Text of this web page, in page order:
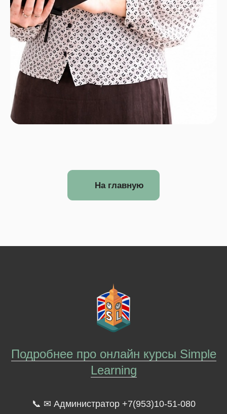
На главную
Подробнее про онлайн курсы Simple
Learning
📞 ✉ Администратор +7(953)10-51-080